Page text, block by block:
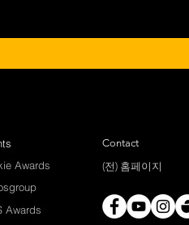
Awards
Awards
Contact
(전) 홈페이지